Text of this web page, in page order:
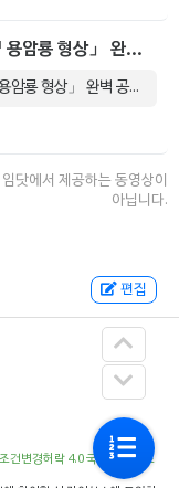
증폭 반응 견제?! 「용암룡 형상」 완벽 공략!
증폭 반응 견제?! 「용암룡 형상」 완벽 공략! 5 分 15 秒.
닷에서 제공하는 동영상이
아닙니다.
편집
건변경허락 4.0 국제 라이선스